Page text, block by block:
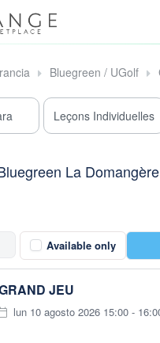
Bluegreen / UGolf
Leçons Individuelles
La Domangère
Available only
JEU
lun 10 agosto 2026 15:00 -